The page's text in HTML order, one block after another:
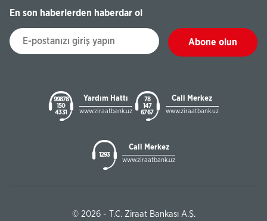
En son haberlerden haberdar ol
Abone olun
99878
150
43 31
Yardım Hattı
www.ziraatbank.uz
78
147
67 67
Call Merkez
www.ziraatbank.uz
1293
Call Merkez
www.ziraatbank.uz
© 2026 - T.C. Ziraat Bankası A.Ş.